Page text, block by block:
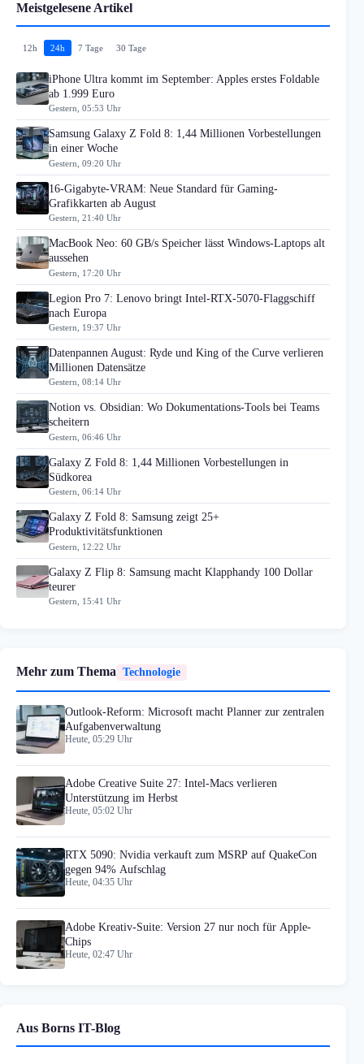
Meistgelesene Artikel
12h 24h 7 Tage 30 Tage
iPhone Ultra kommt im September: Apples erstes Foldable
ab 1.999 Euro
Gestern, 05:53 Uhr
Samsung Galaxy Z Fold 8: 1,44 Millionen Vorbestellungen
in einer Woche
Gestern, 09:20 Uhr
16-Gigabyte-VRAM: Neue Standard für Gaming-
Grafikkarten ab August
Gestern, 21:40 Uhr
MacBook Neo: 60 GB/s Speicher lässt Windows-Laptops alt
aussehen
Gestern, 17:20 Uhr
Legion Pro 7: Lenovo bringt Intel-RTX-5070-Flaggschiff
nach Europa
Gestern, 19:37 Uhr
Datenpannen August: Ryde und King of the Curve verlieren
Millionen Datensätze
Gestern, 08:14 Uhr
Notion vs. Obsidian: Wo Dokumentations-Tools bei Teams
scheitern
Gestern, 06:46 Uhr
Galaxy Z Fold 8: 1,44 Millionen Vorbestellungen in
Südkorea
Gestern, 06:14 Uhr
Galaxy Z Fold 8: Samsung zeigt 25+
Produktivitätsfunktionen
Gestern, 12:22 Uhr
Galaxy Z Flip 8: Samsung macht Klapphandy 100 Dollar
teurer
Gestern, 15:41 Uhr
Mehr zum Thema Technologie
Outlook-Reform: Microsoft macht Planner zur zentralen
Aufgabenverwaltung
Heute, 05:29 Uhr
Adobe Creative Suite 27: Intel-Macs verlieren
Unterstützung im Herbst
Heute, 05:02 Uhr
RTX 5090: Nvidia verkauft zum MSRP auf QuakeCon
gegen 94% Aufschlag
Heute, 04:35 Uhr
Adobe Kreativ-Suite: Version 27 nur noch für Apple-
Chips
Heute, 02:47 Uhr
Aus Borns IT-Blog